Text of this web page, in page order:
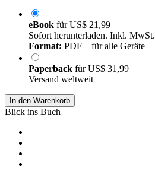
eBook fürUS$ 21,99
Sofort herunterladen. Inkl. MwSt.
Format: PDF – für alle Geräte
Paperback fürUS$ 31,99
Versand weltweit
In den Warenkorb
Blick ins Buch